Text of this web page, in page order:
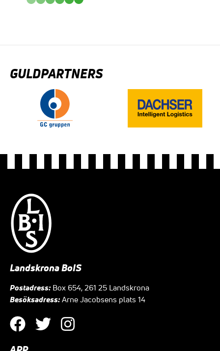
GULDPARTNERS
Landskrona BoIS
Postadress: Box 654, 261 25 Landskrona
Besöksadress: Arne Jacobsens plats 14